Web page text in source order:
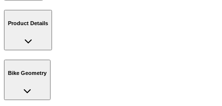
Product Details
Bike Geometry